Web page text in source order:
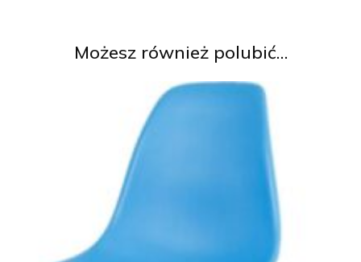
Możesz również polubić…